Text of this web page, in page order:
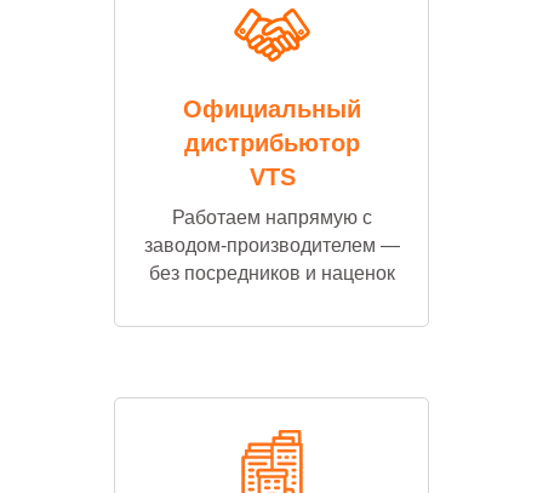
Официальный
дистрибьютор
VTS
Работаем напрямую с
заводом-производителем —
без посредников и наценок